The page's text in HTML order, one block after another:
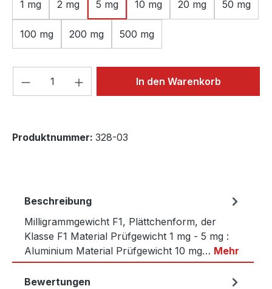
1 mg 2 mg 5 mg 10 mg 20 mg 50 mg
100 mg 200 mg 500 mg
Produkt Anzahl: Gib denIn den Warenkorb
Produktnummer: 328-03
Beschreibung
Milligrammgewicht F1, Plättchenform, der
Klasse F1 Material Prüfgewicht 1 mg - 5 mg :
Aluminium Material Prüfgewicht 10 mg… Mehr
Bewertungen